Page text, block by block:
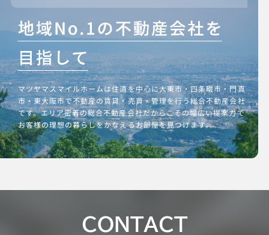
マツヤマスマイルホームは住道を中心に大東市・四条畷市・門真
市・東大阪市で不動産の賃貸・売買・管理を行う総合不動産会社
です。エリア密着の総合不動産会社だからこその幅広い提案力で
お客様の理想の暮らしをかなえるお部屋を見つけます。
CONTACT